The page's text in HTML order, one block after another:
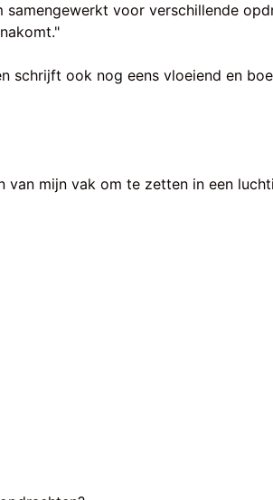
voor verschillende
ook nog eens vloeiend en
mijn vak om te zetten in een